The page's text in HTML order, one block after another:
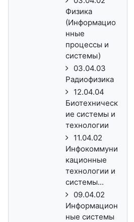
Физика
(Информацио
нные
процессы и
системы)
03.04.03
Радиофизика
12.04.04
Биотехническ
ие системы и
технологии
11.04.02
Инфокоммуни
кационные
технологии и
системы...
09.04.02
Информацион
ные системы